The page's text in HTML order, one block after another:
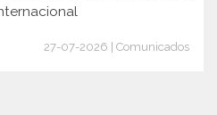
27-07-2026 | Comunicados